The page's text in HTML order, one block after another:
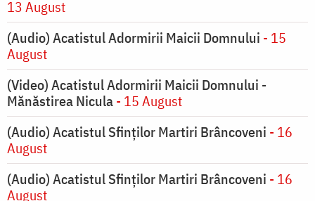
13 August
(Audio) Acatistul Adormirii Maicii Domnului - 15
August
(Video) Acatistul Adormirii Maicii Domnului -
Mănăstirea Nicula- 15 August
(Audio) Acatistul Sfinților Martiri Brâncoveni - 16
August
(Audio) Acatistul Sfinților Martiri Brâncoveni - 16
August